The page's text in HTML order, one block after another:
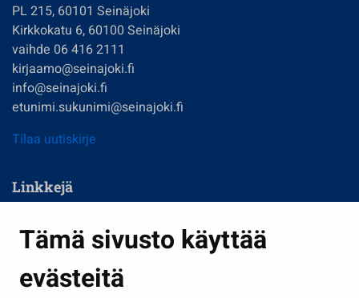
Tämä sivusto käyttää
evästeitä
PL 215, 60101 Seinäjoki
Kirkkokatu 6, 60100 Seinäjoki
vaihde 06 416 2111
kirjaamo@seinajoki.fi
info@seinajoki.fi
etunimi.sukunimi@seinajoki.fi
Tilaa uutiskirje
Linkkejä
Kasvatus ja opetus
Kulttuuri ja liikunta